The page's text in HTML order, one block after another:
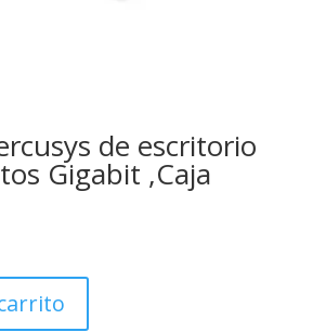
de escritorio
Gigabit ,Caja